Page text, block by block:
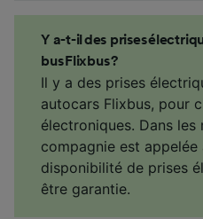
Y a-t-il des prises
bus Flixbus ?
Il y a des prises
autocars Flixbus, pour
électroniques. Dans
compagnie est
disponibilité de prises
être garantie.